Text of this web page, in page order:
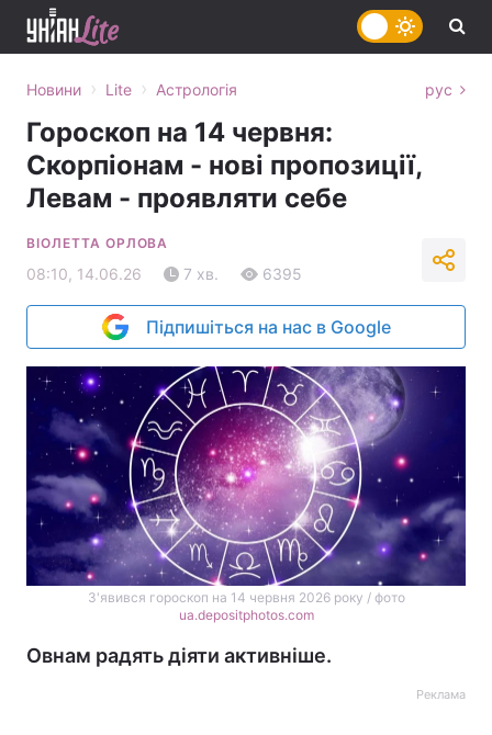
Новини › Lite › Астрологія рус
Гороскоп на 14 червня:
Скорпіонам - нові пропозиції,
Левам - проявляти себе
ВІОЛЕТТА ОРЛОВА
08:10, 14.06.26 7 хв. 6395
Підпишіться на нас в Google
З'явився гороскоп на 14 червня 2026 року / фото
ua.depositphotos.com
Овнам радять діяти активніше.
Реклама